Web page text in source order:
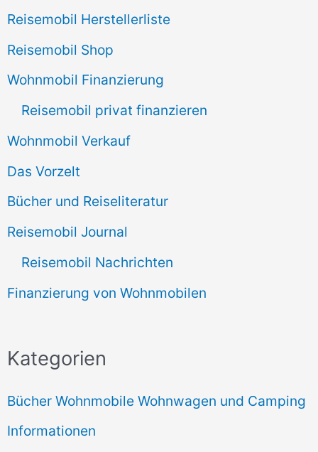
Reisemobil Herstellerliste
Reisemobil Shop
Wohnmobil Finanzierung
Reisemobil privat finanzieren
Wohnmobil Verkauf
Das Vorzelt
Bücher und Reiseliteratur
Reisemobil Journal
Reisemobil Nachrichten
Finanzierung von Wohnmobilen
Kategorien
Bücher Wohnmobile Wohnwagen und Camping
Informationen